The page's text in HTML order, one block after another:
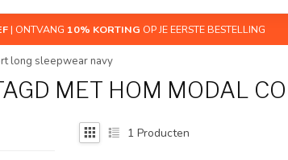
| ONTVANG 10% KORTING OP JE EERSTE BESTELLING
long sleepwear navy
MET HOM MODAL
1 Producten